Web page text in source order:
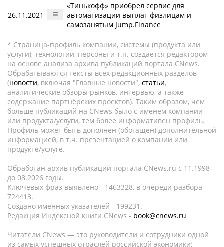
26.11.2021
«Тинькофф» приобрел сервис для
автоматизации выплат физлицам и
самозанятым Jump.Finance
* Страница-профиль компании, системы (продукта или
услуги), технологии, персоны и т.п. создается редактором
на основе анализа архива публикаций портала CNews.
Обрабатываются тексты всех редакционных разделов
(новости, включая "Главные новости", статьи,
аналитические обзоры рынков, интервью, а также
содержание партнёрских проектов). Таким образом, чем
больше публикаций на CNews было с именем компании
или продукта/услуги, тем более информативен профиль.
Профиль может быть дополнен (обогащен) дополнительной
информацией, в т.ч. презентацией о компании или
продукте/услуге.
Обработан архив публикаций портала CNews.ru c 11.1998
до 08.2026 годы.
Ключевых фраз выявлено - 1463328, в очереди разбора -
724413.
Создано именных указателей - 199231.
Редакция Индексной книги CNews - book@cnews.ru
Читатели CNews — это руководители и сотрудники одной
из самых успешных отраслей российской экономики: